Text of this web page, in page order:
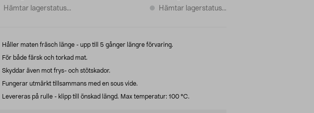
Hämtar lagerstatus...
Hämtar lagerstatus...
Håller maten fräsch länge - upp till 5 gånger längre förvaring.
För både färsk och torkad mat.
Skyddar även mot frys- och stötskador.
Fungerar utmärkt tillsammans med en sous vide.
Levereras på rulle - klipp till önskad längd. Max temperatur: 100 °C.